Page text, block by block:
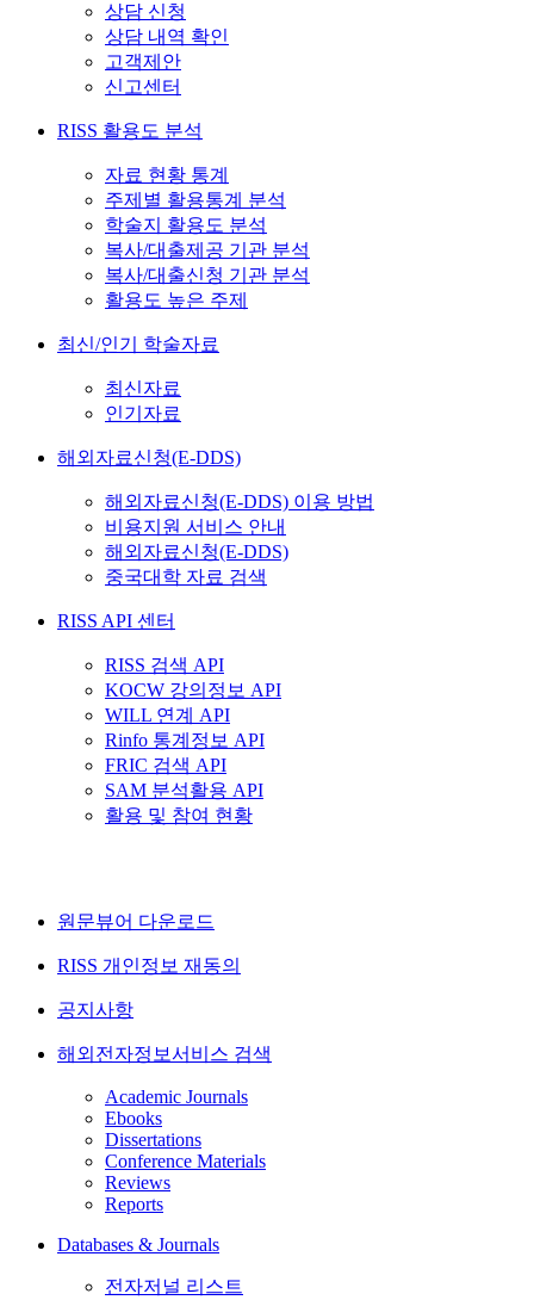
상담 신청
상담 내역 확인
고객제안
신고센터
RISS 활용도 분석
자료 현황 통계
주제별 활용통계 분석
학술지 활용도 분석
복사/대출제공 기관 분석
복사/대출신청 기관 분석
활용도 높은 주제
최신/인기 학술자료
최신자료
인기자료
해외자료신청(E-DDS)
해외자료신청(E-DDS) 이용 방법
비용지원 서비스 안내
해외자료신청(E-DDS)
중국대학 자료 검색
RISS API 센터
RISS 검색 API
KOCW 강의정보 API
WILL 연계 API
Rinfo 통계정보 API
FRIC 검색 API
SAM 분석활용 API
활용 및 참여 현황
원문뷰어 다운로드
RISS 개인정보 재동의
공지사항
해외전자정보서비스 검색
Academic Journals
Ebooks
Dissertations
Conference Materials
Reviews
Reports
Databases & Journals
전자저널 리스트